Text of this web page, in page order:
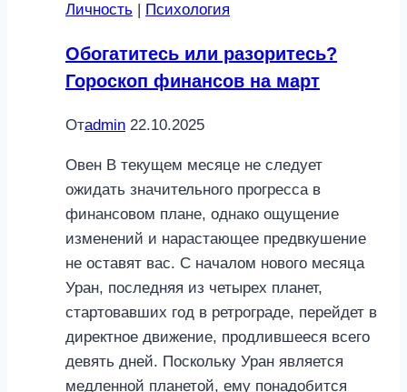
Личность Психология
Обогатитесь или разоритесь?
Гороскоп финансов на март
Отadmin 22.10.2025
Овен В текущем месяце не следует
ожидать значительного прогресса в
финансовом плане, однако ощущение
изменений и нарастающее предвкушение
не оставят вас. С началом нового месяца
Уран, последняя из четырех планет,
стартовавших год в ретрограде, перейдет в
директное движение, продлившееся всего
девять дней. Поскольку Уран является
медленной планетой, ему понадобится